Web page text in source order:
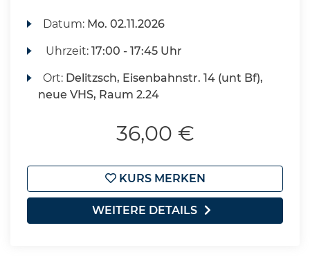
Datum: Mo. 02.11.2026
Uhrzeit:17:00 - 17:45 Uhr
Ort: Delitzsch, Eisenbahnstr. 14 (unt Bf),
neue VHS, Raum 2.24
36,00 €
KURS MERKEN
WEITERE DETAILS